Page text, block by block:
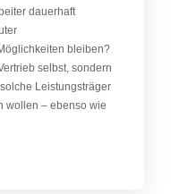
dauerhaft
bleiben?
selbst, sondern
Leistungsträger
wollen – ebenso wie